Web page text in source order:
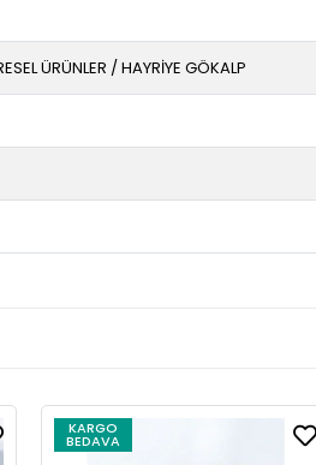
ÜRÜNLER / HAYRİYE GÖKALP
KARGO
BEDAVA